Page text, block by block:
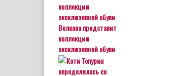
Волкова представит
коллекцию
эксклюзивной обуви